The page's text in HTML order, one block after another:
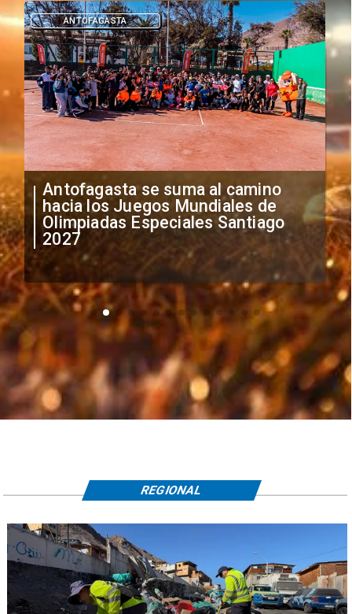
"Falta de profesionalismo": Sifup
anuncia medidas por situación
irregular de futbolistas
extranjeros
DEPORTES
REGIONAL